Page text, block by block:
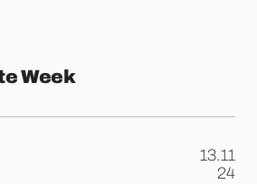
Week
13.11
.
24